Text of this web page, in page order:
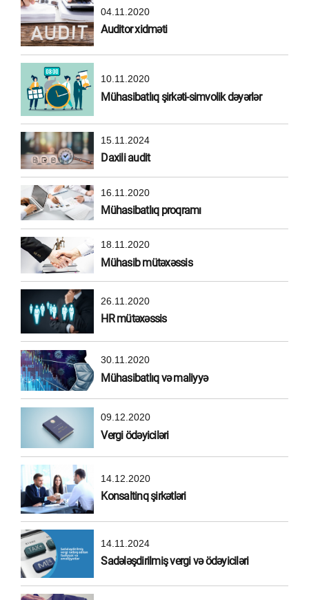
04.11.2020
Auditor xidməti
10.11.2020
Mühasibatlıq şirkəti-simvolik dəyərlər
15.11.2024
Daxili audit
16.11.2020
Mühasibatlıq proqramı
18.11.2020
Mühasib mütəxəssis
26.11.2020
HR mütəxəssis
30.11.2020
Mühasibatlıq və maliyyə
09.12.2020
Vergi ödəyiciləri
14.12.2020
Konsaltinq şirkətləri
14.11.2024
Sadələşdirilmiş vergi və ödəyiciləri